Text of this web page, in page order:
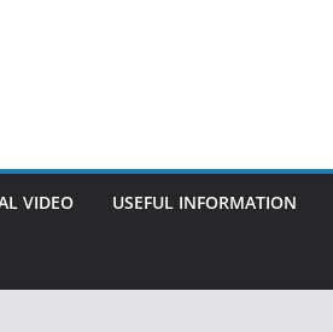
VIDEO USEFUL INFORMATION